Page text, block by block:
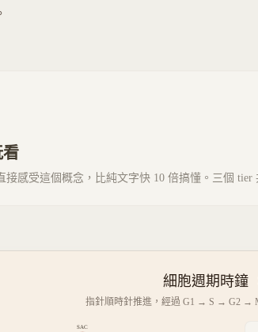
接感受這個概念，比純文字快 10 倍搞懂。三個 tier
細胞週期時鐘
指針順時針推進，經過 G1 → S → G2 →
SAC